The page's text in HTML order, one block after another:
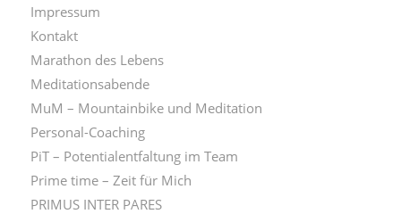
Impressum
Kontakt
Marathon des Lebens
Meditationsabende
MuM – Mountainbike und Meditation
Personal-Coaching
PiT – Potentialentfaltung im Team
Prime time – Zeit für Mich
PRIMUS INTER PARES